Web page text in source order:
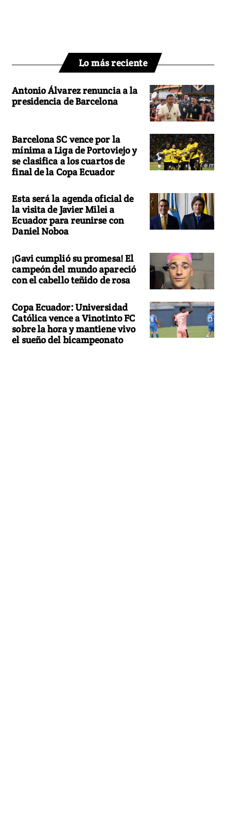
Lo más reciente
Antonio Álvarez renuncia a la
presidencia de Barcelona
Barcelona SC vence por la
mínima a Liga de Portoviejo y
se clasifica a los cuartos de
final de la Copa Ecuador
Esta será la agenda oficial de
la visita de Javier Milei a
Ecuador para reunirse con
Daniel Noboa
¡Gavi cumplió su promesa! El
campeón del mundo apareció
con el cabello teñido de rosa
Copa Ecuador: Universidad
Católica vence a Vinotinto FC
sobre la hora y mantiene vivo
el sueño del bicampeonato